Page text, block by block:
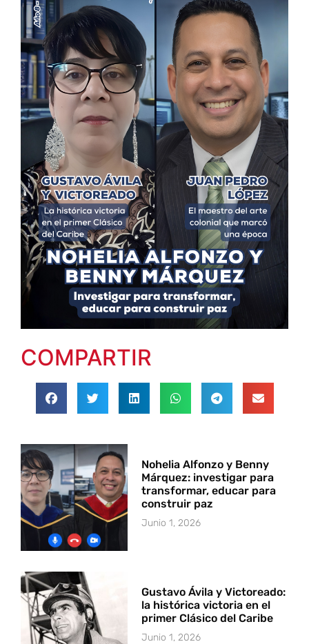
COMPARTIR
Nohelia Alfonzo y Benny
Márquez: investigar para
transformar, educar para
construir paz
Junio 1, 2026
Gustavo Ávila y Victoreado:
la histórica victoria en el
primer Clásico del Caribe
Junio 1, 2026